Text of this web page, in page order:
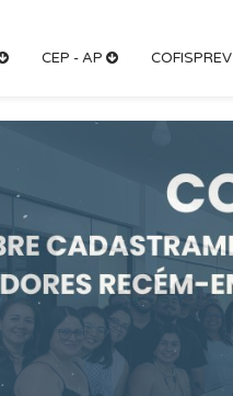
CEP - AP COFISPREV